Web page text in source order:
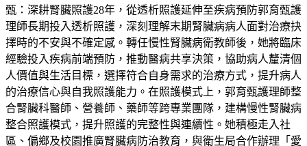
甄：深耕腎臟照護28年，從透析照護延伸至疾病預防郭育甄護
理師長期投入透析照護，深刻理解末期腎臟病病人面對治療抉
擇時的不安與不確定感。轉任慢性腎臟病衛教師後，她將臨床
經驗投入疾病前端預防，推動醫病共享決策，協助病人釐清個
人價值與生活目標，選擇符合自身需求的治療方式，提升病人
的治療信心與自我照護能力。在照護模式上，郭育甄護理師整
合腎臟科醫師、營養師、藥師等跨專業團隊，建構慢性腎臟病
整合照護模式，提升照護的完整性與連續性。她積極走入社
區、偏鄉及校園推廣腎臟病防治教育，與衛生局合作辦理「愛